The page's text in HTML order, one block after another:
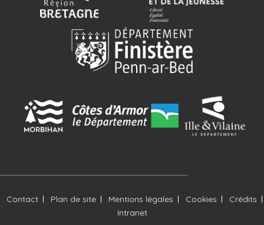
Contact Plan de site Mentions légales Cookies
Crédits
Intranet